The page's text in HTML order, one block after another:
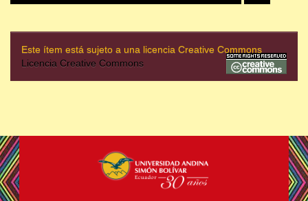
Este ítem está sujeto a una licencia Creative Commons
Licencia Creative Commons